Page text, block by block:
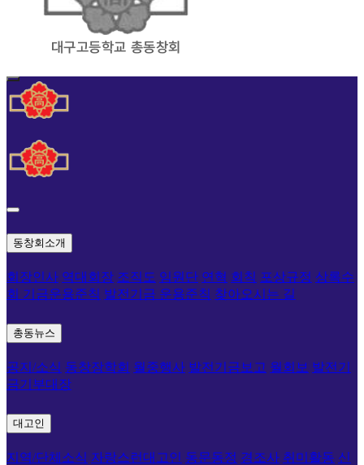
동창회소개
회장인사 역대회장 조직도 임원단 연혁 회칙 포상규정 상록수
회 기금운용준칙 발전기금 운용준칙 찾아오시는 길
총동뉴스
공지/소식 동창장학회 월중행사 발전기금보고 월회보 발전기
금기부대장
대고인
지역/단체소식 자랑스런대고인 동문동정 경조사 취미활동 신